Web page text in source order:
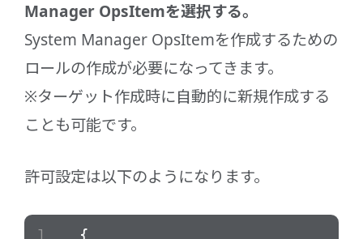
Manager OpsItemを選択する。
System Manager OpsItemを作成するための
ロールの作成が必要になってきます。
※ターゲット作成時に自動的に新規作成する
ことも可能です。
許可設定は以下のようになります。
{